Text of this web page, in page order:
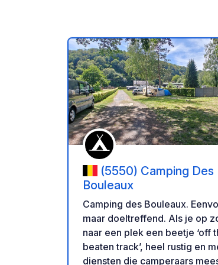
(5550) Camping Des
Bouleaux
Camping des Bouleaux.
maar doeltreffend. Als je op zoek bent
naar een plek een beetje ‘off
beaten track’, heel rustig en
diensten die camperaars